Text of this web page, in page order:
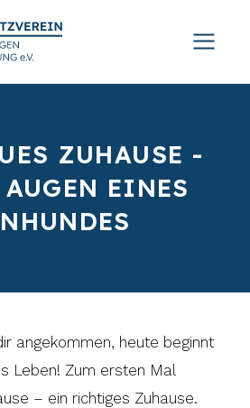
ZUHAUSE -
EINES
angekommen, heute beginnt
Leben! Zum ersten Mal
– ein richtiges Zuhause.